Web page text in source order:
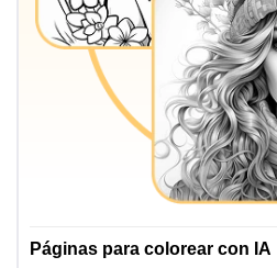
Páginas para colorear con IA